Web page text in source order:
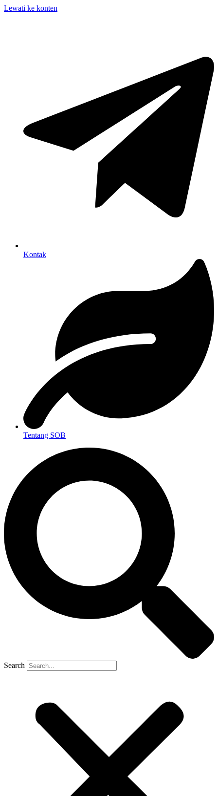
Lewati ke konten
Kontak
Tentang SOB
Search